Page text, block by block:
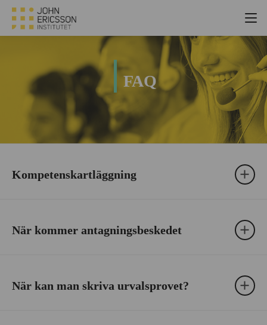
FAQ
Kompetenskartläggning
När kommer antagningsbeskedet
När kan man skriva urvalsprovet?